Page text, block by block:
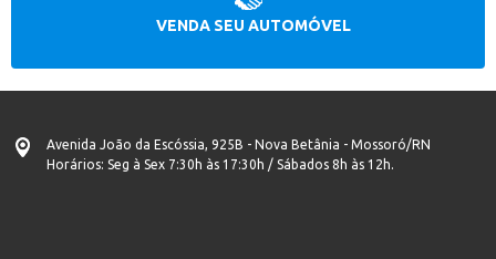
VENDA SEU AUTOMÓVEL
Avenida João da Escóssia, 925B - Nova Betânia - Mossoró/RN
Horários: Seg à Sex 7:30h às 17:30h / Sábados 8h às 12h.